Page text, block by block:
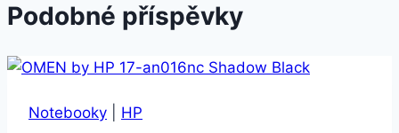
Podobné příspěvky
Notebooky HP